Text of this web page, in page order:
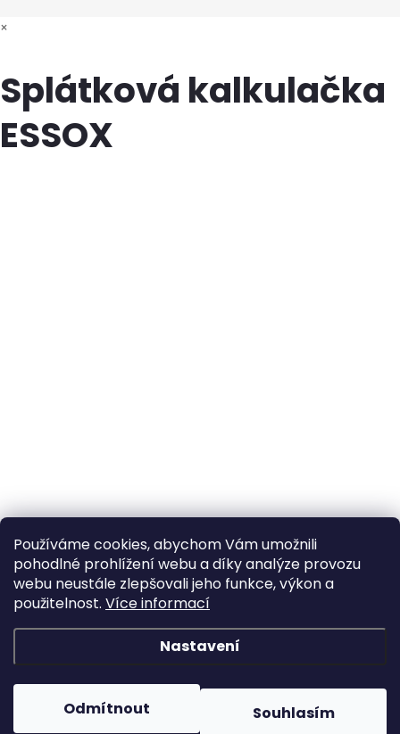
Používáme cookies, abychom Vám umožnili
pohodlné prohlížení webu a díky analýze provozu
webu neustále zlepšovali jeho funkce, výkon a
použitelnost. Více informací
Nastavení
Odmítnout Souhlasím
×
Splátková kalkulačka
ESSOX